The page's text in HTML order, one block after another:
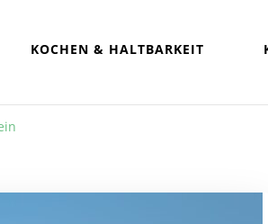
KOCHEN & HALTBARKEIT